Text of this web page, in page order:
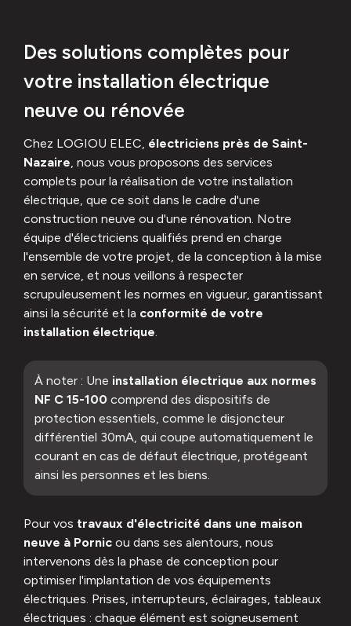
Des solutions complètes pour
votre installation électrique
neuve ou rénovée
Chez LOGIOU ELEC, électriciens près de Saint-
Nazaire, nous vous proposons des services
complets pour la réalisation de votre installation
électrique, que ce soit dans le cadre d'une
construction neuve ou d'une rénovation. Notre
équipe d'électriciens qualifiés prend en charge
l'ensemble de votre projet, de la conception à la mise
en service, et nous veillons à respecter
scrupuleusement les normes en vigueur, garantissant
ainsi la sécurité et la conformité de votre
installation électrique.
À noter : Une installation électrique aux normes
NF C 15-100comprend des dispositifs de
protection essentiels, comme le disjoncteur
différentiel 30mA, qui coupe automatiquement le
courant en cas de défaut électrique, protégeant
ainsi les personnes et les biens.
Pour vos travaux d'électricité dans une maison
neuve à Pornicou dans ses alentours, nous
intervenons dès la phase de conception pour
optimiser l'implantation de vos équipements
électriques. Prises, interrupteurs, éclairages, tableaux
électriques : chaque élément est soigneusement